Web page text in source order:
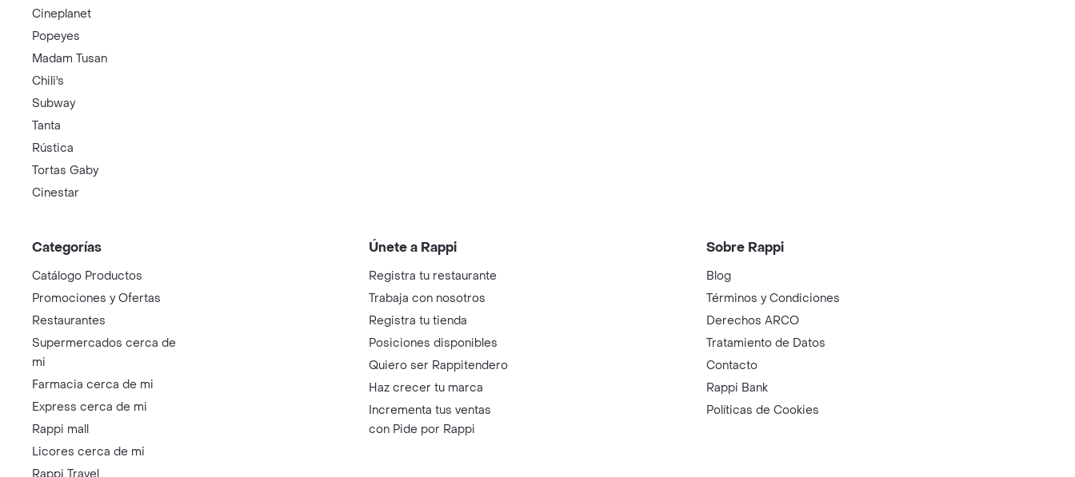
Cineplanet
Popeyes
Madam Tusan
Chili's
Subway
Tanta
Rústica
Tortas Gaby
Cinestar
Categorías
Catálogo Productos
Promociones y Ofertas
Restaurantes
Supermercados cerca de
mi
Farmacia cerca de mi
Express cerca de mi
Rappi mall
Licores cerca de mi
Únete a Rappi
Registra tu restaurante
Trabaja con nosotros
Registra tu tienda
Posiciones disponibles
Quiero ser Rappitendero
Haz crecer tu marca
Incrementa tus ventas
con Pide por Rappi
Sobre Rappi
Blog
Términos y Condiciones
Derechos ARCO
Tratamiento de Datos
Contacto
Rappi Bank
Políticas de Cookies